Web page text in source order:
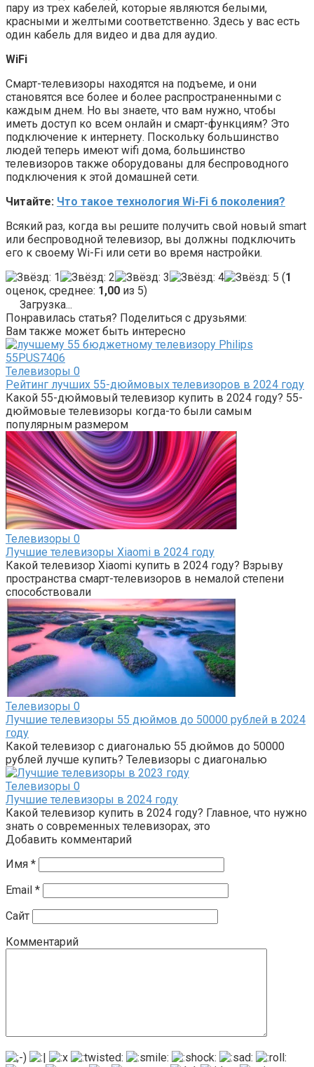
пару из трех кабелей, которые являются белыми,
красными и желтыми соответственно. Здесь у вас есть
один кабель для видео и два для аудио.
WiFi
Смарт-телевизоры находятся на подъеме, и они
становятся все более и более распространенными с
каждым днем. Но вы знаете, что вам нужно, чтобы
иметь доступ ко всем онлайн и смарт-функциям? Это
подключение к интернету. Поскольку большинство
людей теперь имеют wifi дома, большинство
телевизоров также оборудованы для беспроводного
подключения к этой домашней сети.
Читайте: Что такое технология Wi-Fi 6 поколения?
Всякий раз, когда вы решите получить свой новый smart
или беспроводной телевизор, вы должны подключить
его к своему Wi-Fi или сети во время настройки.
(1
оценок, среднее: 1,00 из 5)
Загрузка...
Понравилась статья? Поделиться с друзьями:
Вам также может быть интересно
Телевизоры 0
Рейтинг лучших 55-дюймовых телевизоров в 2024 году
Какой 55-дюймовый телевизор купить в 2024 году? 55-
дюймовые телевизоры когда-то были самым
популярным размером
Телевизоры 0
Лучшие телевизоры Xiaomi в 2024 году
Какой телевизор Xiaomi купить в 2024 году? Взрыву
пространства смарт-телевизоров в немалой степени
способствовали
Телевизоры 0
Лучшие телевизоры 55 дюймов до 50000 рублей в 2024
году
Какой телевизор с диагональю 55 дюймов до 50000
рублей лучше купить? Телевизоры с диагональю
Телевизоры 0
Лучшие телевизоры в 2024 году
Какой телевизор купить в 2024 году? Главное, что нужно
знать о современных телевизорах, это
Добавить комментарий
Имя *
Email *
Сайт
Комментарий